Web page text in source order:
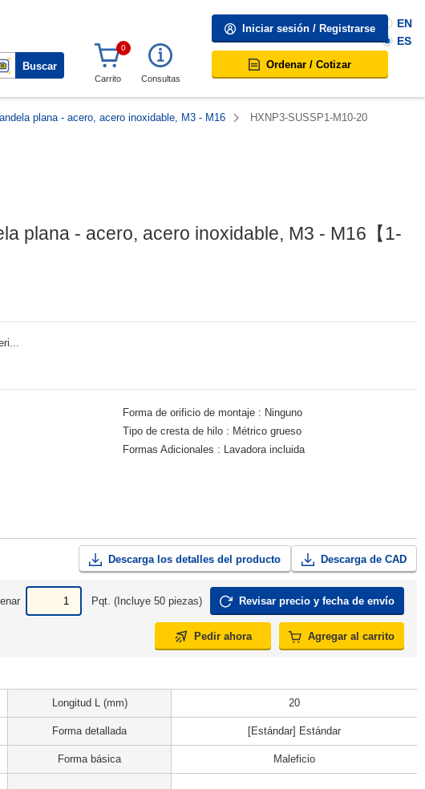
Buscar
Iniciar sesión / Registrarse
0
Carrito Consultas
Ordenar / Cotizar
EN
ES
plana - acero, acero inoxidable, M3 - M16 HXNP3-SUSSP1-M10-20
plana - acero, acero inoxidable, M3 - M16【1-
Forma de orificio de montaje
Ninguno
Tipo de cresta de hilo
Métrico grueso
Formas Adicionales
Lavadora incluida
Descarga los detalles del producto Descarga de CAD
Pqt. (Incluye 50 piezas) Revisar precio y fecha de envío
Pedir ahora Agregar al carrito
Longitud L (mm) 20
Forma detallada [Estándar] Estándar
Forma básica Maleficio